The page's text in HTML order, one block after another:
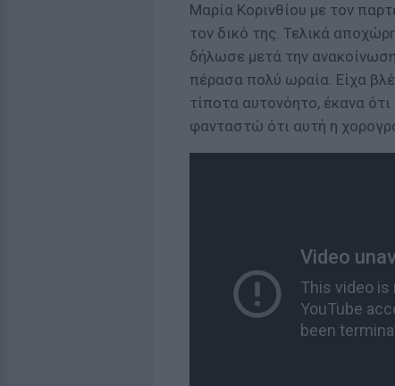
Μαρία Κορινθίου με τον
τον δικό της. Τελικά
δήλωσε μετά την
πέρασα πολύ ωραία. Είχα
τίποτα αυτονόητο, έκανα
φανταστώ ότι αυτή η